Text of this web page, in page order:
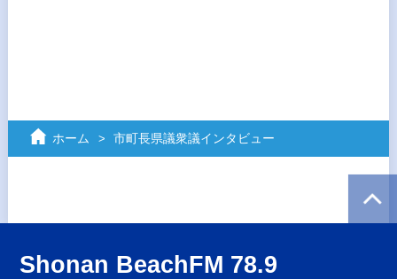
ホーム 市町長県議衆議インタビュー
Shonan BeachFM 78.9